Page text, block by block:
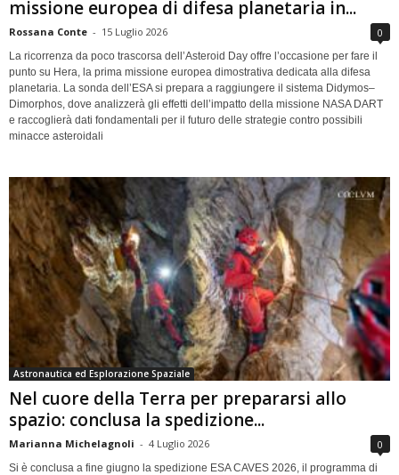
missione europea di difesa planetaria in...
Rossana Conte - 15 Luglio 2026 0
La ricorrenza da poco trascorsa dell’Asteroid Day offre l’occasione per fare il
punto su Hera, la prima missione europea dimostrativa dedicata alla difesa
planetaria. La sonda dell’ESA si prepara a raggiungere il sistema Didymos–
Dimorphos, dove analizzerà gli effetti dell’impatto della missione NASA DART
e raccoglierà dati fondamentali per il futuro delle strategie contro possibili
minacce asteroidali
Astronautica ed Esplorazione Spaziale
Nel cuore della Terra per prepararsi allo
spazio: conclusa la spedizione...
Marianna Michelagnoli - 4 Luglio 2026 0
Si è conclusa a fine giugno la spedizione ESA CAVES 2026, il programma di